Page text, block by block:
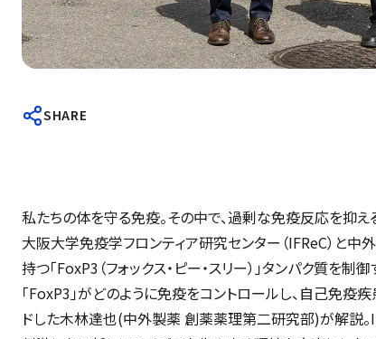
SHARE
私たちの体を守る免疫。その中で、過剰な免疫反応を抑え
大阪大学免疫学フロンティア研究センター（IFReC）と
持つ「FoxP3（フォックス・ピー・スリー）」タンパク質を
「FoxP3」がどのように免疫をコントロールし、自己免
ドした木林達也(中外製薬 創薬薬理第二研究部)が解説。